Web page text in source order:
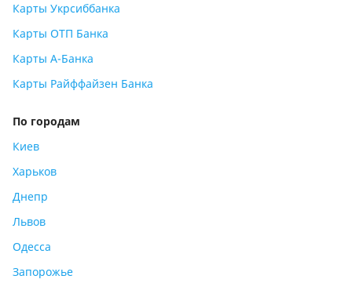
Карты Укрсиббанка
Карты ОТП Банка
Карты А-Банка
Карты Райффайзен Банка
По городам
Киев
Харьков
Днепр
Львов
Одесса
Запорожье